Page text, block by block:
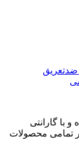
ضدتعریق
با گارانتی
تمامی محصولات